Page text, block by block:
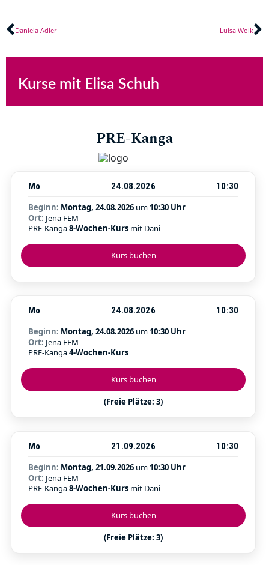
Zurück
Daniela Adler Luisa Woik
Kurse mit Elisa Schuh
PRE-Kanga
Kurs buchen
Mo 24.08.2026
10:30
Beginn: Montag, 24.08.2026 um 10:30 Uhr
Ort: Jena FEM
PRE-Kanga8-Wochen-Kurs mit Dani
Kurs buchen
(Freie Plätze: 3)
Mo 24.08.2026
10:30
Beginn: Montag, 24.08.2026 um 10:30 Uhr
Ort: Jena FEM
PRE-Kanga4-Wochen-Kurs
Kurs buchen
(Freie Plätze: 3)
Mo 21.09.2026
10:30
Beginn: Montag, 21.09.2026 um 10:30 Uhr
Ort: Jena FEM
PRE-Kanga8-Wochen-Kurs mit Dani